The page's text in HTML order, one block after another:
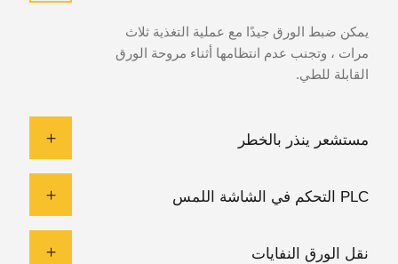
يمكن ضبط الورق جيدًا مع عملية التغذية ثلاث
مرات ، وتجنب عدم انتظامها أثناء مروحة الورق
القابلة للطي.
مستشعر ينذر بالخطر
PLC التحكم في الشاشة اللمس
نقل الورق النفايات